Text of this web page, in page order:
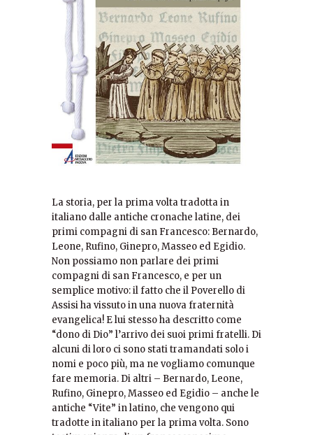
La storia, per la prima volta tradotta in
italiano dalle antiche cronache latine, dei
primi compagni di san Francesco: Bernardo,
Leone, Rufino, Ginepro, Masseo ed Egidio.
Non possiamo non parlare dei primi
compagni di san Francesco, e per un
semplice motivo: il fatto che il Poverello di
Assisi ha vissuto in una nuova fraternità
evangelica! E lui stesso ha descritto come
“dono di Dio” l’arrivo dei suoi primi fratelli. Di
alcuni di loro ci sono stati tramandati solo i
nomi e poco più, ma ne vogliamo comunque
fare memoria. Di altri – Bernardo, Leone,
Rufino, Ginepro, Masseo ed Egidio – anche le
antiche “Vite” in latino, che vengono qui
tradotte in italiano per la prima volta. Sono